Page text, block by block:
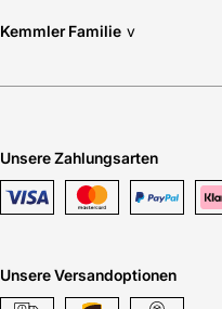
Kemmler Familie v
Unsere Zahlungsarten
Unsere Versandoptionen